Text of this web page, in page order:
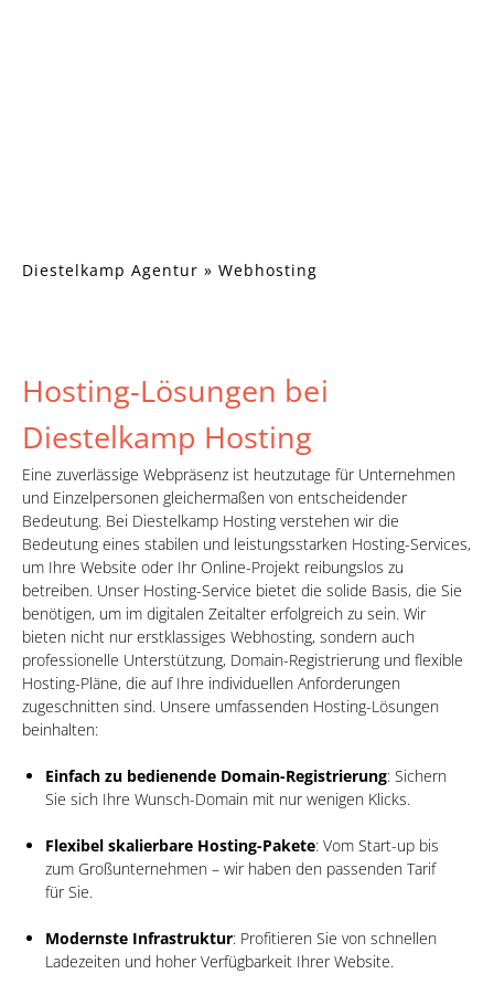
Diestelkamp Agentur » Webhosting
Hosting-Lösungen bei
Diestelkamp Hosting
Eine zuverlässige Webpräsenz ist heutzutage für Unternehmen
und Einzelpersonen gleichermaßen von entscheidender
Bedeutung. Bei Diestelkamp Hosting verstehen wir die
Bedeutung eines stabilen und leistungsstarken Hosting-Services,
um Ihre Website oder Ihr Online-Projekt reibungslos zu
betreiben. Unser Hosting-Service bietet die solide Basis, die Sie
benötigen, um im digitalen Zeitalter erfolgreich zu sein. Wir
bieten nicht nur erstklassiges Webhosting, sondern auch
professionelle Unterstützung, Domain-Registrierung und flexible
Hosting-Pläne, die auf Ihre individuellen Anforderungen
zugeschnitten sind. Unsere umfassenden Hosting-Lösungen
beinhalten:
Einfach zu bedienende Domain-Registrierung: Sichern
Sie sich Ihre Wunsch-Domain mit nur wenigen Klicks.
Flexibel skalierbare Hosting-Pakete: Vom Start-up bis
zum Großunternehmen – wir haben den passenden Tarif
für Sie.
Modernste Infrastruktur: Profitieren Sie von schnellen
Ladezeiten und hoher Verfügbarkeit Ihrer Website.